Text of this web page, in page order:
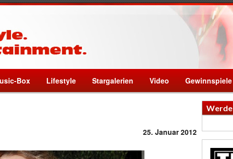
Box Lifestyle Stargalerien Video Gewinnspiele
25. Januar 2012